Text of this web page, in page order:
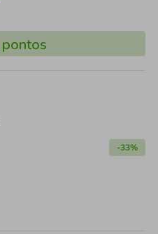
pontos
-33%